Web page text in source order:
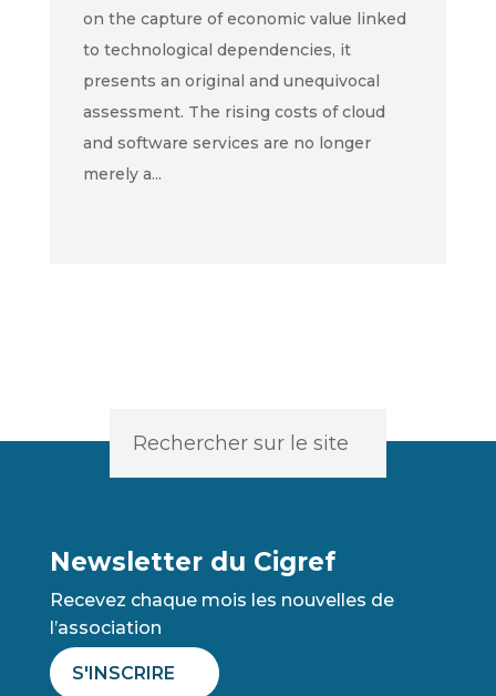
on the capture of economic value linked
to technological dependencies, it
presents an original and unequivocal
assessment. The rising costs of cloud
and software services are no longer
merely a...
Newsletter du Cigref
Recevez chaque mois les nouvelles de
l’association
S'INSCRIRE